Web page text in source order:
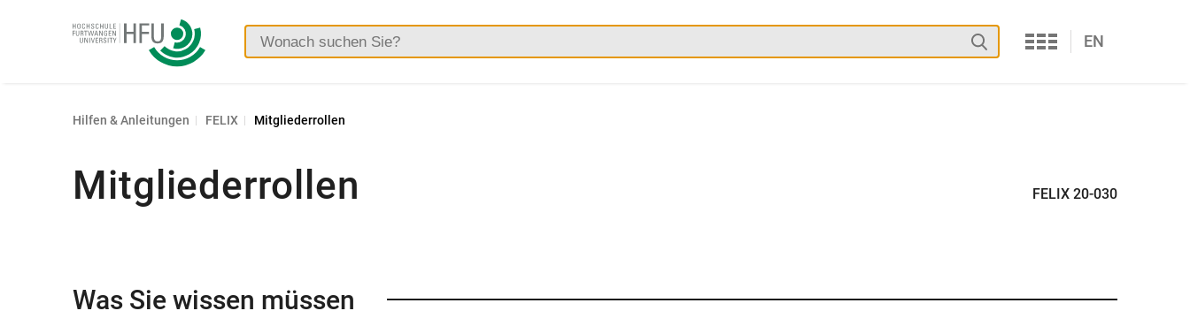
Hochschule
Furtwangen
Suchen
Services
EN
Hilfen & Anleitungen FELIX Mitgliederrollen
Mitgliederrollen FELIX 20-030
Was Sie wissen müssen